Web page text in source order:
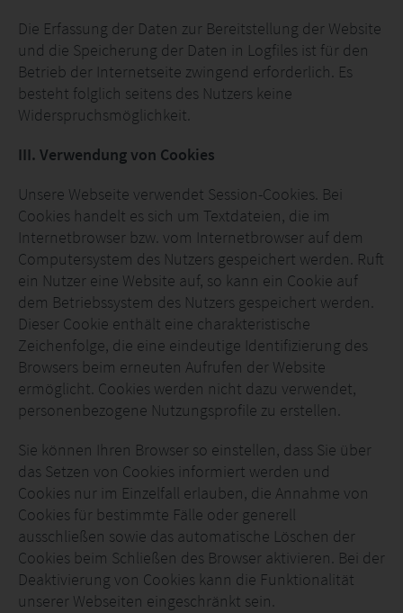
Die Erfassung der Daten zur Bereitstellung der Website
und die Speicherung der Daten in Logfiles ist für den
Betrieb der Internetseite zwingend erforderlich. Es
besteht folglich seitens des Nutzers keine
Widerspruchsmöglichkeit.
III. Verwendung von Cookies
Unsere Webseite verwendet Session-Cookies. Bei
Cookies handelt es sich um Textdateien, die im
Internetbrowser bzw. vom Internetbrowser auf dem
Computersystem des Nutzers gespeichert werden. Ruft
ein Nutzer eine Website auf, so kann ein Cookie auf
dem Betriebssystem des Nutzers gespeichert werden.
Dieser Cookie enthält eine charakteristische
Zeichenfolge, die eine eindeutige Identifizierung des
Browsers beim erneuten Aufrufen der Website
ermöglicht. Cookies werden nicht dazu verwendet,
personenbezogene Nutzungsprofile zu erstellen.
Sie können Ihren Browser so einstellen, dass Sie über
das Setzen von Cookies informiert werden und
Cookies nur im Einzelfall erlauben, die Annahme von
Cookies für bestimmte Fälle oder generell
ausschließen sowie das automatische Löschen der
Cookies beim Schließen des Browser aktivieren. Bei der
Deaktivierung von Cookies kann die Funktionalität
unserer Webseiten eingeschränkt sein.